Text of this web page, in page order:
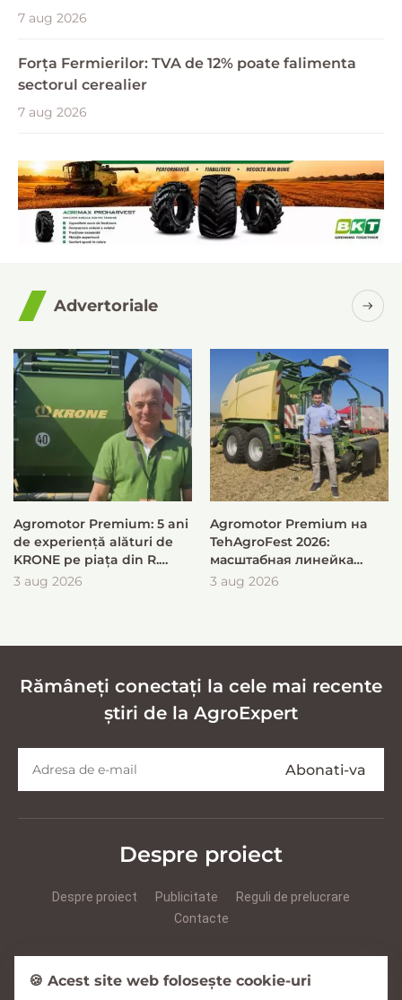
7 aug 2026
Forța Fermierilor: TVA de 12% poate falimenta
sectorul cerealier
7 aug 2026
Advertoriale
Agromotor Premium: 5 ani
de experiență alături de
KRONE pe piața din R.
Moldova
3 aug 2026
Agromotor Premium на
TehAgroFest 2026:
масштабная линейка
KRONE для быстрой и
3 aug 2026
Rămâneți conectați la cele mai recente
știri de la AgroExpert
Despre proiect
Despre proiect Publicitate
Reguli de prelucrare
Contacte
🍪 Acest site web folosește cookie-uri